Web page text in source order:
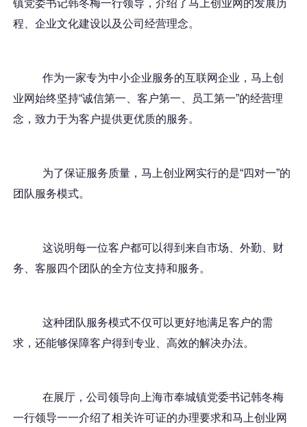
镇党委书记韩冬梅一行领导，介绍了马上创业网的发展历
程、企业文化建设以及公司经营理念。
作为一家专为中小企业服务的互联网企业，马上创
业网始终坚持“诚信第一、客户第一、员工第一”的经营理
念，致力于为客户提供更优质的服务。
为了保证服务质量，马上创业网实行的是“四对一”的
团队服务模式。
这说明每一位客户都可以得到来自市场、外勤、财
务、客服四个团队的全方位支持和服务。
这种团队服务模式不仅可以更好地满足客户的需
求，还能够保障客户得到专业、高效的解决办法。
在展厅，公司领导向上海市奉城镇党委书记韩冬梅
一行领导一一介绍了相关许可证的办理要求和马上创业网